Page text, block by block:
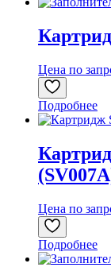
Цена по
Подробнее
Цена по
Подробнее